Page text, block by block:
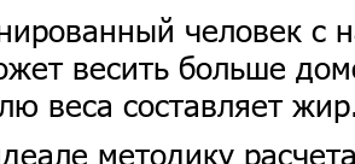
человек
весить больше
веса составляет
методику